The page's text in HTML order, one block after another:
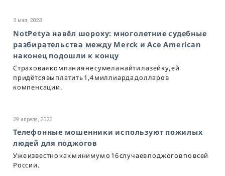
3 мая, 2023
NotPetya навёл шороху: многолетние судебные
разбирательства между Merck и Ace American
наконец подошли к концу
Страховая компания не сумела найти лазейку, ей
придётся выплатить 1,4 миллиарда долларов
компенсации.
29 апреля, 2023
Телефонные мошенники используют пожилых
людей для поджогов
Уже известно как минимум о 16 случаев поджогов по всей
России.